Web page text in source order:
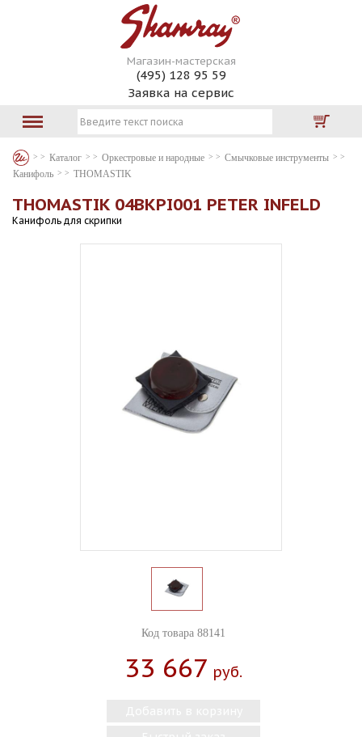
Магазин-мастерская
(495) 128 95 59
Заявка на сервис
Каталог Оркестровые и народные
Смычковые инструменты
Канифоль
THOMASTIK
THOMASTIK 04BKPI001 PETER INFELD
Канифоль для скрипки
Код товара 88141
33 667 Руб.